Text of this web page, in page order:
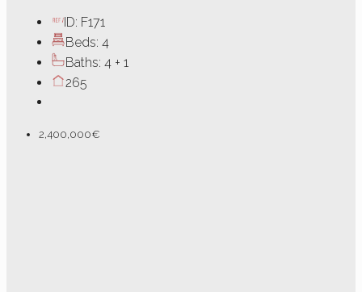
ID: F171
Beds: 4
Baths: 4 + 1
265
2,400,000€